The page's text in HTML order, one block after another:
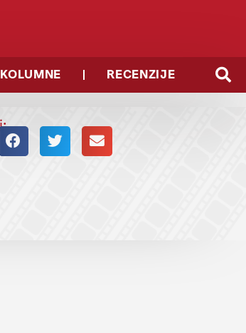
KOLUMNE RECENZIJE